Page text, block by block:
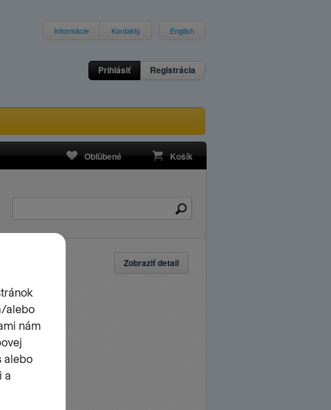
Informácie Kontakty English
Prihlásiť Registrácia
Obľúbené Košík
Zobraziť detail